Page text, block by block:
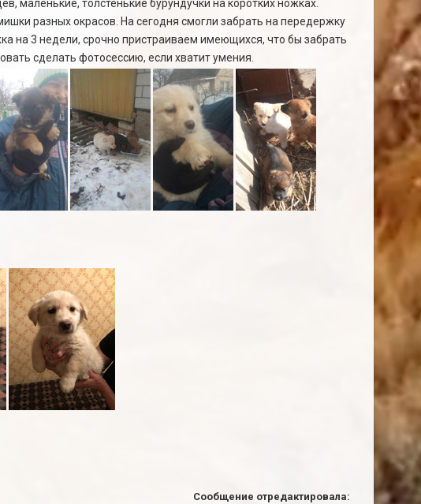
маленькие, толстенькие бурундучки на коротких ножках.
разных окрасов. На сегодня смогли забрать на передержку
на 3 недели, срочно пристраиваем имеющихся, что бы забрать
сделать фотосессию, если хватит умения.
Сообщение отредактировала: